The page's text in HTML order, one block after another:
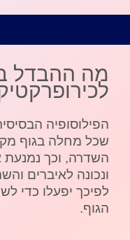
מה ההבדל
הפילוסופיה
שכל מחלה בגוף
השדרה, וכך נמנעת
ונכונה לאיברים
לפיכך יפעלו כדי
הגוף.